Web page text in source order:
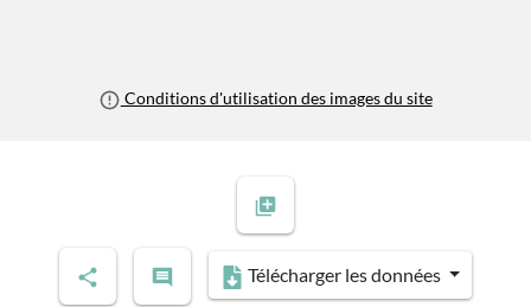
Conditions d'utilisation des images du site
Télécharger les données